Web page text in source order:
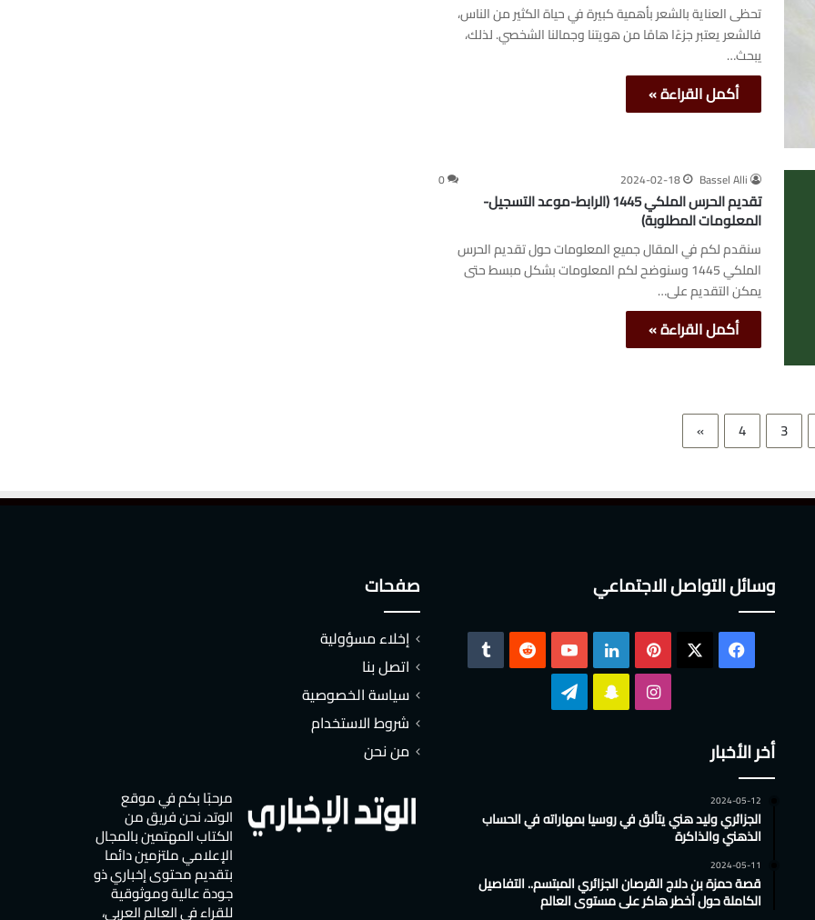
تحظى العناية بالشعر بأهمية كبيرة في حياة الكثير من الناس،
فالشعر يعتبر جزءًا هامًا من هويتنا وجمالنا الشخصي. لذلك،
يبحث…
أكمل القراءة »
Bassel Alli
2024-02-18
0
تقديم الحرس الملكي 1445 (الرابط-موعد التسجيل-
المعلومات المطلوبة)
سنقدم لكم في المقال جميع المعلومات حول تقديم الحرس
الملكي 1445 وسنوضح لكم المعلومات بشكل مبسط حتى
يمكن التقديم على…
أكمل القراءة »
3
4
»
وسائل التواصل الاجتماعي
فيسبوك بينتيريست لينكدإن‫YouTube
‏Reddit
انستقرام سناب تيلقرام
أخر الأخبار
2024-05-12
الجزائري وليد هني يتألق في روسيا بمهاراته في الحساب
الذهني والذاكرة
2024-05-11
قصة حمزة بن دلاج القرصان الجزائري المبتسم.. التفاصيل
الكاملة حول أخطر هاكر على مستوى العالم
صفحات
إخلاء مسؤولية
اتصل بنا
سياسة الخصوصية
شروط الاستخدام
من نحن
مرحبًا بكم في موقع
الوتد، نحن فريق من
الكتاب المهتمين بالمجال
الإعلامي ملتزمين دائما
بتقديم محتوى إخباري ذو
جودة عالية وموثوقية
للقراء في العالم العربي،